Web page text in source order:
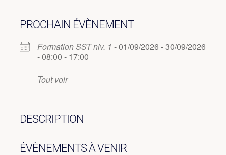
PROCHAIN ÉVÈNEMENT
Formation SST niv. 1 - 01/09/2026 - 30/09/2026
- 08:00 - 17:00
Tout voir
DESCRIPTION
ÉVÈNEMENTS À VENIR